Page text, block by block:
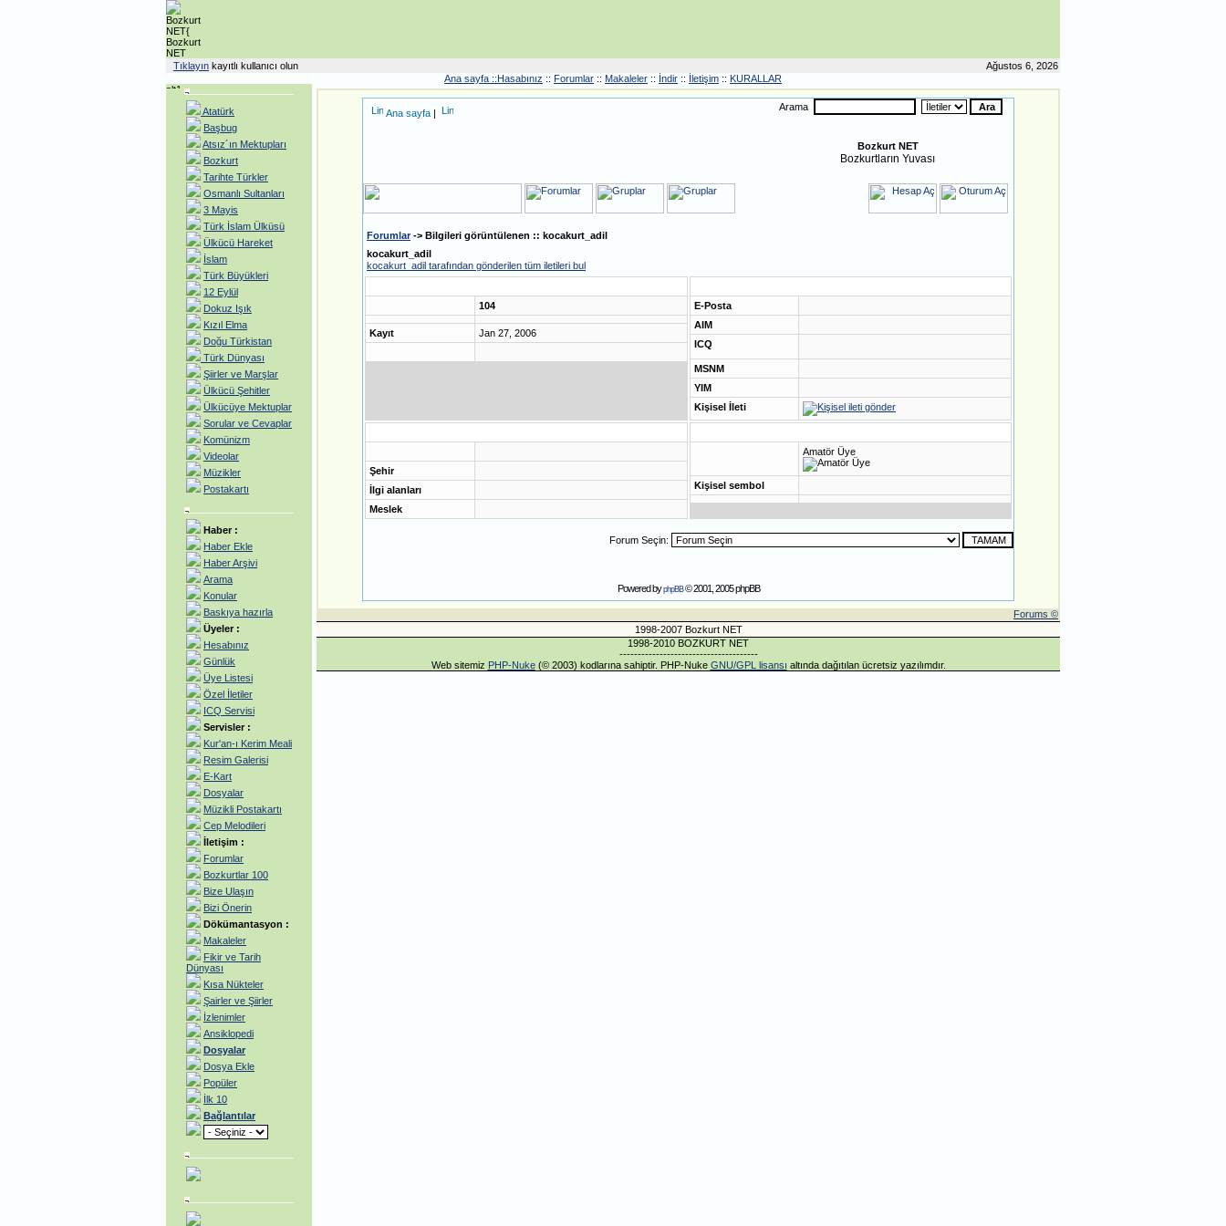
Tıklayın kayıtlı kullanıcı olun
Ağustos 6, 2026
Ana sayfa ::Hasabınız :: Forumlar :: Makaleler :: İndir :: İletişim :: KURALLAR
Atatürk
Başbug
Atsız´ın Mektupları
Bozkurt
Tarihte Türkler
Osmanlı Sultanları
3 Mayis
Türk İslam Ülküsü
Ülkücü Hareket
İslam
Türk Büyükleri
12 Eylül
Dokuz Işık
Kızıl Elma
Doğu Türkistan
Türk Dünyası
Şiirler ve Marşlar
Ülkücü Şehitler
Ülkücüye Mektuplar
Sorular ve Cevaplar
Komünizm
Videolar
Müzikler
Postakartı
Haber :
Haber Ekle
Haber Arşivi
Arama
Konular
Baskıya hazırla
Üyeler :
Hesabınız
Günlük
Üye Listesi
Özel İletiler
ICQ Servisi
Servisler :
Kur'an-ı Kerim Meali
Resim Galerisi
E-Kart
Dosyalar
Müzikli Postakartı
Cep Melodileri
İletişim :
Forumlar
Bozkurtlar 100
Bize Ulaşın
Bizi Önerin
Dökümantasyon :
Makaleler
Fikir ve Tarih
Dünyası
Kısa Nükteler
Şairler ve Şiirler
İzlenimler
Ansiklopedi
Dosyalar
Dosya Ekle
Popüler
İlk 10
Bağlantılar
Ana sayfa |
Arama
Bozkurt NET
Bozkurtların Yuvası
Forumlar-> Bilgileri görüntülenen :: kocakurt_adil
kocakurt_adil
kocakurt_adil tarafından gönderilen tüm iletileri bul
104
Kayıt Jan 27, 2006
E-Posta
AIM
ICQ
MSNM
YIM
Kişisel İleti
Şehir
İlgi alanları
Meslek
Amatör Üye
Kişisel sembol
Forum Seçin:
Powered byphpBB© 2001, 2005 phpBB
Forums ©
1998-2007 Bozkurt NET
1998-2010 BOZKURT NET
--------------------------------------
Web sitemiz PHP-Nuke(© 2003) kodlarına sahiptir. PHP-Nuke GNU/GPL lisansı altında dağıtılan ücretsiz yazılımdır.